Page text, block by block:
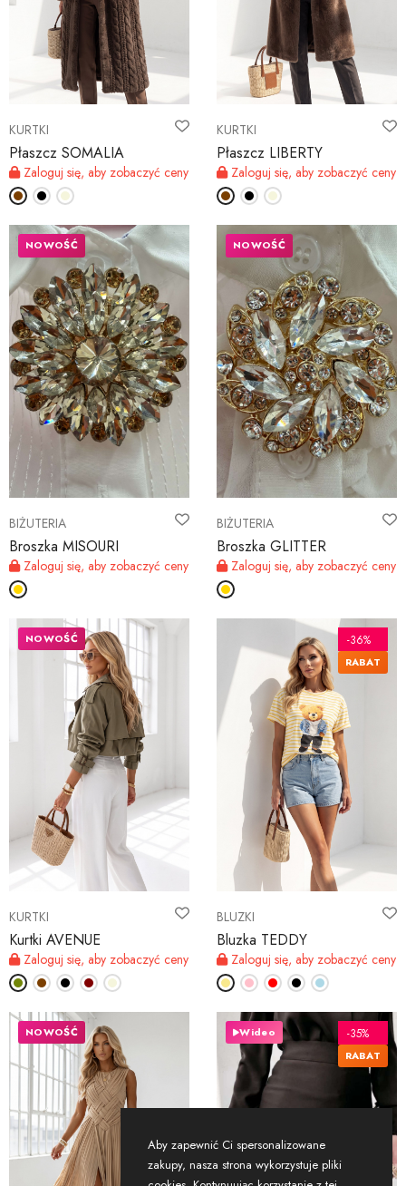
KURTKI
Płaszcz SOMALIA
Zaloguj się, aby zobaczyć ceny
KURTKI
Płaszcz LIBERTY
Zaloguj się, aby zobaczyć ceny
BIŻUTERIA
Broszka MISOURI
Zaloguj się, aby zobaczyć ceny
NOWOŚĆ
BIŻUTERIA
Broszka GLITTER
Zaloguj się, aby zobaczyć ceny
NOWOŚĆ
KURTKI
Kurtki AVENUE
Zaloguj się, aby zobaczyć ceny
NOWOŚĆ
BLUZKI
Bluzka TEDDY
Zaloguj się, aby zobaczyć ceny
-36%
RABAT
NOWOŚĆ Wideo -35%
RABAT
Aby zapewnić Ci spersonalizowane
zakupy, nasza strona wykorzystuje pliki